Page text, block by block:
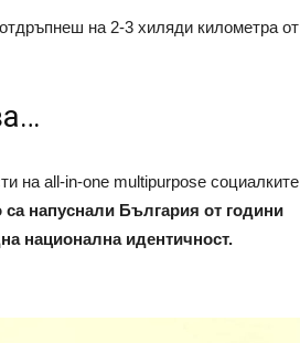
на 2-3 хиляди километра от
на all-in-one multipurpose социалките
са напуснали България от години
национална идентичност.